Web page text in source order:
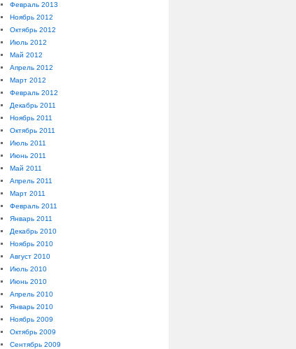
Февраль 2013
Ноябрь 2012
Октябрь 2012
Июль 2012
Май 2012
Апрель 2012
Март 2012
Февраль 2012
Декабрь 2011
Ноябрь 2011
Октябрь 2011
Июль 2011
Июнь 2011
Май 2011
Апрель 2011
Март 2011
Февраль 2011
Январь 2011
Декабрь 2010
Ноябрь 2010
Август 2010
Июль 2010
Июнь 2010
Апрель 2010
Январь 2010
Ноябрь 2009
Октябрь 2009
Сентябрь 2009